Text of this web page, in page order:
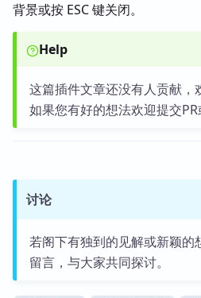
背景或按 ESC 键关闭。
Help
这篇插件文章还没有人贡献，
如果您有好的想法欢迎提交PR
讨论
若阁下有独到的见解或新颖的
留言，与大家共同探讨。